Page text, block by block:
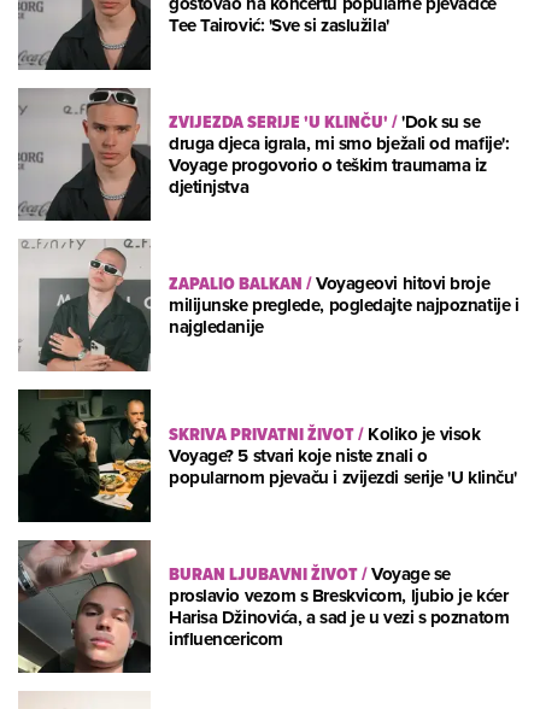
Tee Tairović: 'Sve si zaslužila'
ZVIJEZDA SERIJE 'U KLINČU'/'Dok su se
druga djeca igrala, mi smo bježali od mafije':
Voyage progovorio o teškim traumama iz
djetinjstva
ZAPALIO BALKAN/Voyageovi hitovi broje
milijunske preglede, pogledajte najpoznatije i
najgledanije
SKRIVA PRIVATNI ŽIVOT/Koliko je visok
Voyage? 5 stvari koje niste znali o
popularnom pjevaču i zvijezdi serije 'U klinču'
BURAN LJUBAVNI ŽIVOT/Voyage se
proslavio vezom s Breskvicom, ljubio je kćer
Harisa Džinovića, a sad je u vezi s poznatom
influencericom